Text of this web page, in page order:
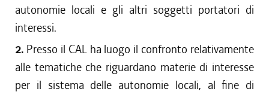
autonomie locali e gli altri soggetti portatori di
interessi.
2. Presso il CAL ha luogo il confronto relativamente
alle tematiche che riguardano materie di interesse
per il sistema delle autonomie locali, al fine di